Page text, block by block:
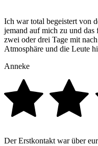
Ich war total begeistert von
jemand auf mich zu und
zwei oder drei Tage mit
Atmosphäre und die Leute
Anneke
Der Erstkontakt war über